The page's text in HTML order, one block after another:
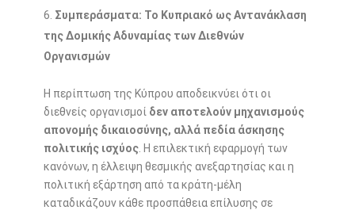
Συμπεράσματα: Το Κυπριακό ως Αντανάκλαση
της Δομικής Αδυναμίας των Διεθνών
Οργανισμών
Η περίπτωση της Κύπρου αποδεικνύει ότι οι
διεθνείς οργανισμοί δεν αποτελούν μηχανισμούς
απονομής δικαιοσύνης, αλλά πεδία άσκησης
πολιτικής ισχύος. Η επιλεκτική εφαρμογή των
κανόνων, η έλλειψη θεσμικής ανεξαρτησίας και η
πολιτική εξάρτηση από τα κράτη-μέλη
καταδικάζουν κάθε προσπάθεια επίλυσης σε